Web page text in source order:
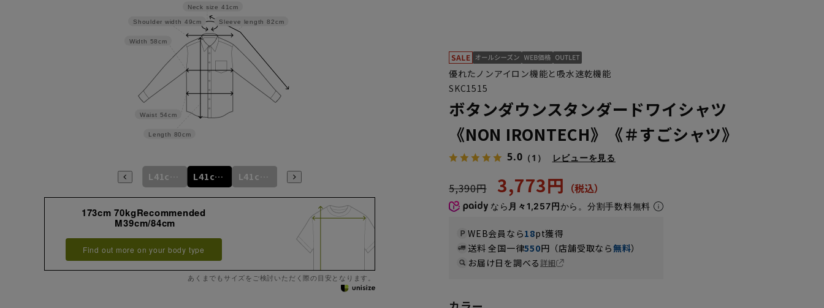
Sleeve length 82cm
Neck size 41cm
Length 80cm
Waist 54cm
Width 58cm
Shoulder width 49cm
L41cm/78cm L41cm/80cm L41cm/82cm L41cm/84cm 3L45cm/84cm
173cm 70kgRecommended
M39cm/84cm
Find out more on your body type
あくまでもサイズをご検討いただく際の目安となります。
優れたノンアイロン機能と吸水速乾機能
SKC1515
ボタンダウンスタンダードワイシャツ
《NON IRONTECH》《＃すごシャツ》
5.0 （1） レビューを見る
5,390円 3,773円
なら 月々1,257円から。分割手数料無料
WEB会員なら18pt獲得
送料 全国一律550円（店舗受取なら無料）
お届け日を調べる詳細